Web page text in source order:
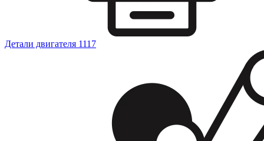
Детали двигателя 1117